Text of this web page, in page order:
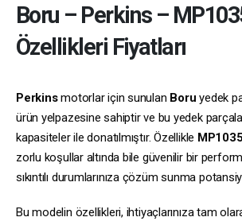
Boru – Perkins–
Özellikleri Fiyatları
Perkinsmotorlar için sunulan Boru yedek
ürün yelpazesine sahiptir ve bu yedek
kapasiteler ile donatılmıştır. Özellikle
zorlu koşullar altında bile güvenilir bir
sıkıntılı durumlarınıza çözüm sunma
Bu modelin özellikleri, ihtiyaçlarınıza tam